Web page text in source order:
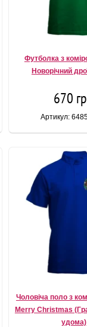
Футболка з
Новорічний
670
Артикул:
Чоловіча поло з
Merry Christmas
удома)